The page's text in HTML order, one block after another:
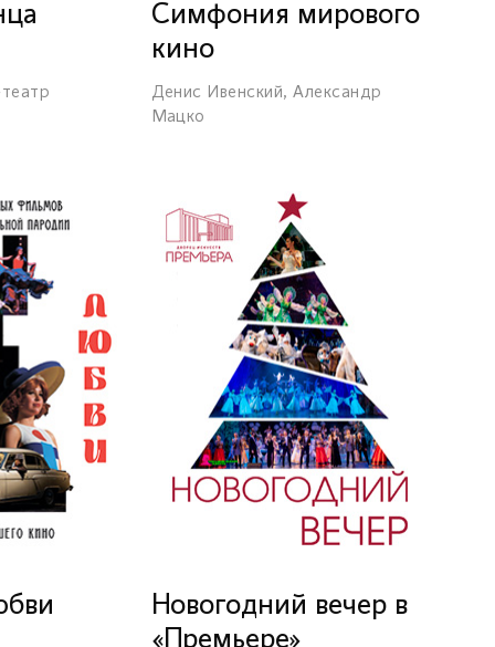
Симфония мирового
кино
Денис Ивенский, Александр
Мацко
Новогодний вечер в
«Премьере»